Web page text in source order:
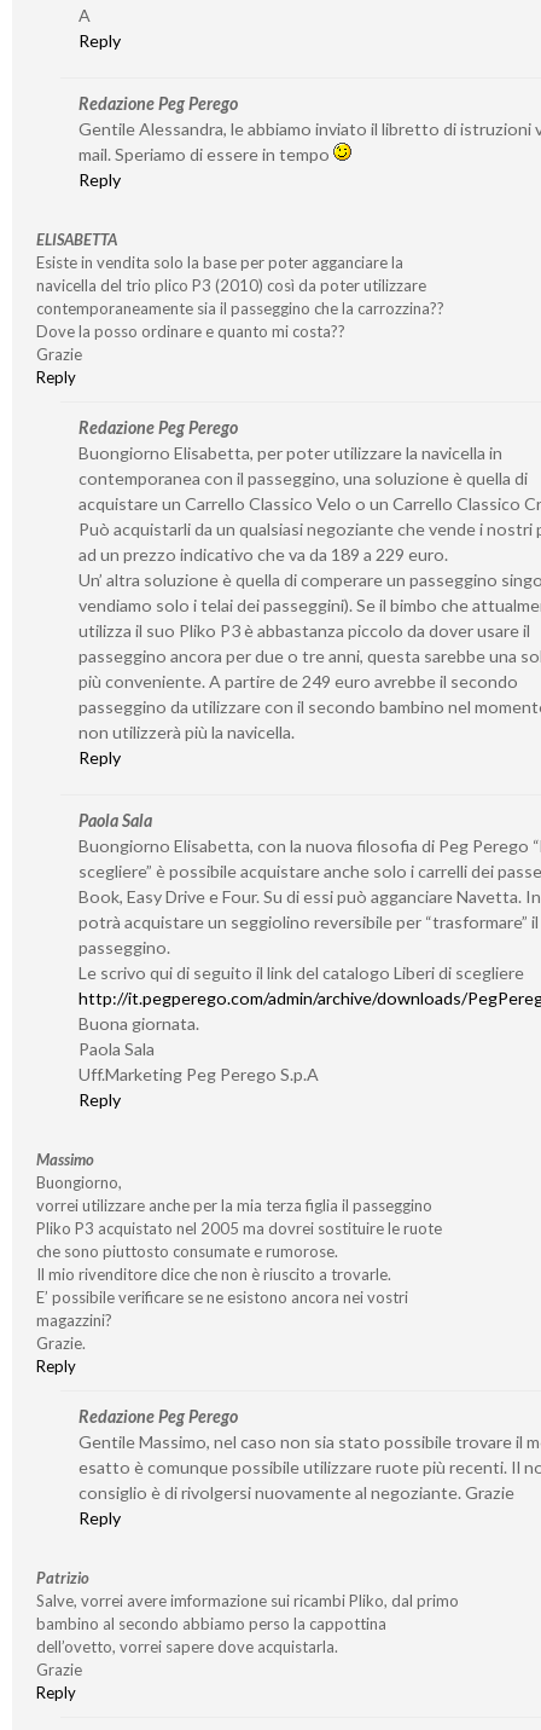
A
Reply
Redazione Peg Perego
Gentile Alessandra, le abbiamo inviato il libretto di istruzioni
mail. Speriamo di essere in tempo
Reply
ELISABETTA
Esiste in vendita solo la base per poter agganciare la
navicella del trio plico P3 (2010) così da poter utilizzare
contemporaneamente sia il passeggino che la carrozzina??
Dove la posso ordinare e quanto mi costa??
Grazie
Reply
Redazione Peg Perego
Buongiorno Elisabetta, per poter utilizzare la navicella in
contemporanea con il passeggino, una soluzione è quella di
acquistare un Carrello Classico Velo o un Carrello Classico
Può acquistarli da un qualsiasi negoziante che vende i
ad un prezzo indicativo che va da 189 a 229 euro.
Un’ altra soluzione è quella di comperare un passeggino
vendiamo solo i telai dei passeggini). Se il bimbo che
utilizza il suo Pliko P3 è abbastanza piccolo da dover usare il
passeggino ancora per due o tre anni, questa sarebbe una
più conveniente. A partire de 249 euro avrebbe il secondo
passeggino da utilizzare con il secondo bambino nel
non utilizzerà più la navicella.
Reply
Paola Sala
Buongiorno Elisabetta, con la nuova filosofia di Peg Perego
scegliere” è possibile acquistare anche solo i carrelli dei
Book, Easy Drive e Four. Su di essi può agganciare Navetta.
potrà acquistare un seggiolino reversibile per “trasformare”
passeggino.
Le scrivo qui di seguito il link del catalogo Liberi di scegliere
http://it.pegperego.com/admin/archive/downloads/
Buona giornata.
Paola Sala
Uff.Marketing Peg Perego S.p.A
Reply
Massimo
Buongiorno,
vorrei utilizzare anche per la mia terza figlia il passeggino
Pliko P3 acquistato nel 2005 ma dovrei sostituire le ruote
che sono piuttosto consumate e rumorose.
Il mio rivenditore dice che non è riuscito a trovarle.
E’ possibile verificare se ne esistono ancora nei vostri
magazzini?
Grazie.
Reply
Redazione Peg Perego
Gentile Massimo, nel caso non sia stato possibile trovare il
esatto è comunque possibile utilizzare ruote più recenti. Il
consiglio è di rivolgersi nuovamente al negoziante. Grazie
Reply
Patrizio
Salve, vorrei avere imformazione sui ricambi Pliko, dal primo
bambino al secondo abbiamo perso la cappottina
dell’ovetto, vorrei sapere dove acquistarla.
Grazie
Reply